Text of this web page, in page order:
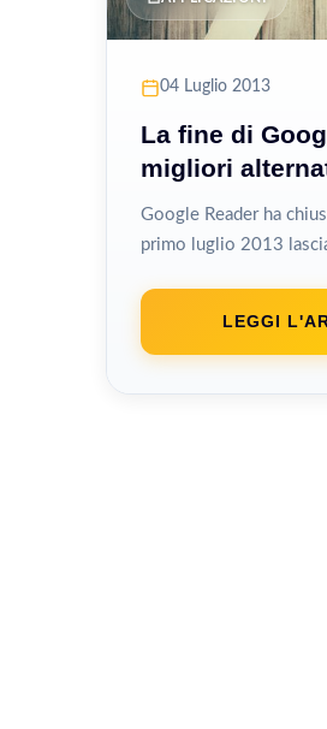
04 Luglio 2013
La fine di
migliori
feed RSS
Google Reader ha
primo luglio 2013
LEGGI